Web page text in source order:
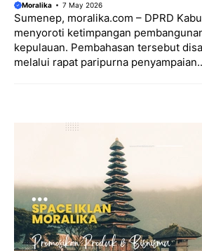
Moralika 7 May 2026
Sumenep, moralika.com – DPRD
menyoroti ketimpangan
kepulauan. Pembahasan tersebut
melalui rapat paripurna